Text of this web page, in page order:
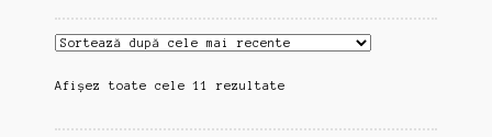
Afișez toate cele 11 rezultateSortat
cele